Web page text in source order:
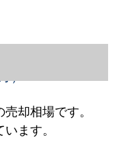
却相場です。
ます。